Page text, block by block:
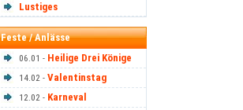
Lustiges
Feste / Anlässe
06.01 - Heilige Drei Könige
14.02 - Valentinstag
12.02 - Karneval